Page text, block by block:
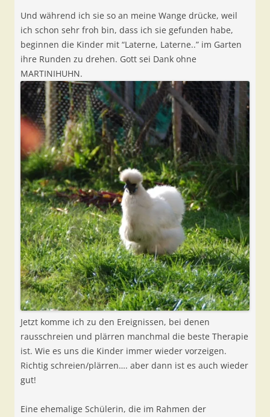
Und während ich sie so an meine Wange drücke, weil
ich schon sehr froh bin, dass ich sie gefunden habe,
beginnen die Kinder mit “Laterne, Laterne..” im Garten
ihre Runden zu drehen. Gott sei Dank ohne
MARTINIHUHN.
Jetzt komme ich zu den Ereignissen, bei denen
rausschreien und plärren manchmal die beste Therapie
ist. Wie es uns die Kinder immer wieder vorzeigen.
Richtig schreien/plärren…. aber dann ist es auch wieder
gut!
Eine ehemalige Schülerin, die im Rahmen der